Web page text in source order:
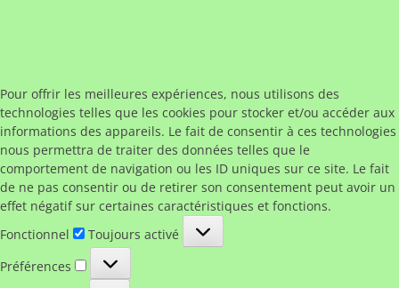
Pour offrir les meilleures expériences, nous utilisons des
technologies telles que les cookies pour stocker et/ou accéder aux
informations des appareils. Le fait de consentir à ces technologies
nous permettra de traiter des données telles que le
comportement de navigation ou les ID uniques sur ce site. Le fait
de ne pas consentir ou de retirer son consentement peut avoir un
effet négatif sur certaines caractéristiques et fonctions.
Fonctionnel
Toujours activé
Préférences